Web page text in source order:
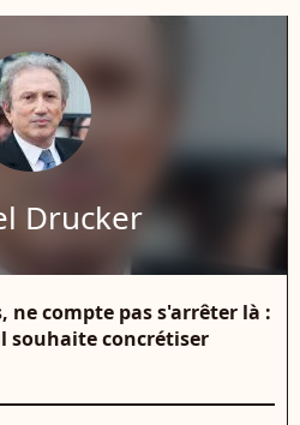
Drucker
ne compte pas s'arrêter là :
souhaite concrétiser